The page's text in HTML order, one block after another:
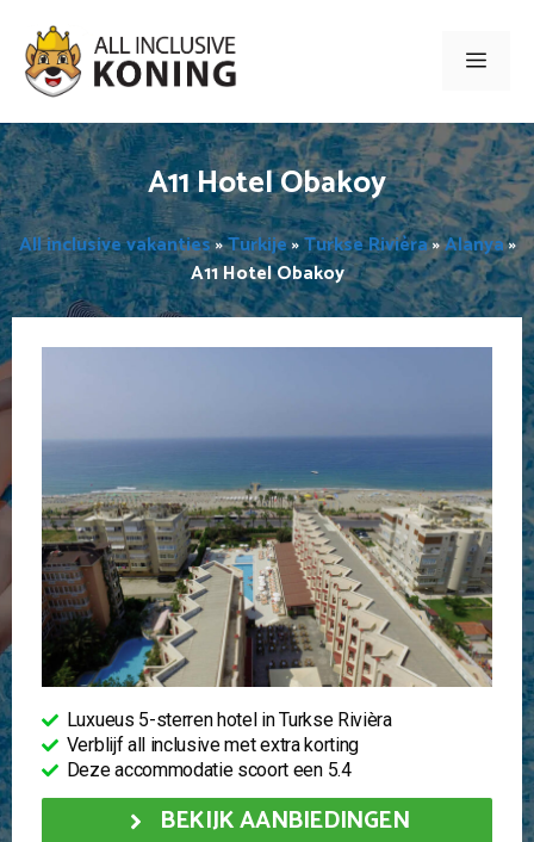
naar
inhoud
Menu
A11 Hotel Obakoy
All inclusive vakanties»Turkije»Turkse Rivièra»Alanya»
A11 Hotel Obakoy
Luxueus 5-sterren hotel in Turkse Rivièra
Verblijf all inclusive met extra korting
Deze accommodatie scoort een 5.4
BEKIJK AANBIEDINGEN